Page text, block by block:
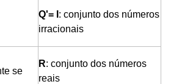
Q'= I : conjunto dos números
irracionais
se
R: conjunto dos números
reais